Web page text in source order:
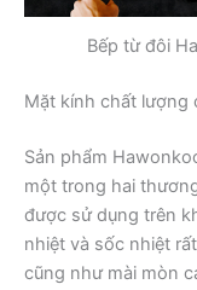
Bếp từ đôi
Mặt kính chất lượng
Sản phẩm
một trong hai
được sử dụng trên
nhiệt và sốc nhiệt
cũng như mài mòn